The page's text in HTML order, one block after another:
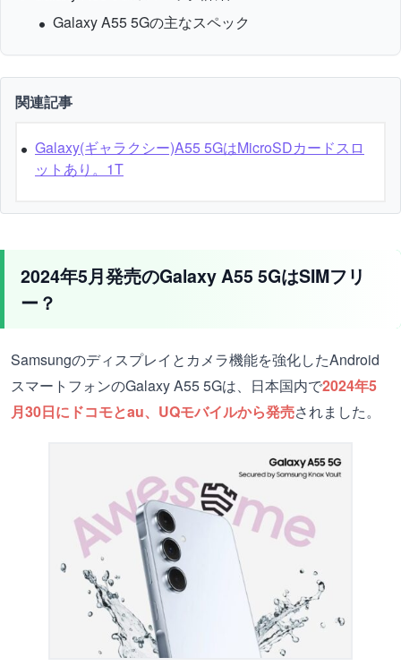
Galaxy A55 5Gの主なスペック
関連記事
Galaxy(ギャラクシー)A55 5GはMicroSDカードスロ
ットあり。1T
2024年5月発売のGalaxy A55 5GはSIMフリ
ー？
Samsungのディスプレイとカメラ機能を強化したAndroid
スマートフォンのGalaxy A55 5Gは、日本国内で2024年5
月30日にドコモとau、UQモバイルから発売されました。